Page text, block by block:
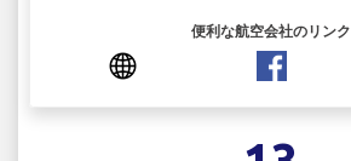
便利な航空会社のリンク